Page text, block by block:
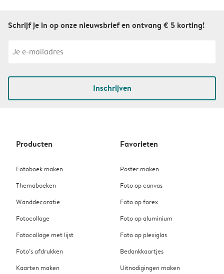
Schrijf je in op onze nieuwsbrief en ontvang € 5 korting!
Inschrijven
Producten
Fotoboek maken
Themaboeken
Wanddecoratie
Fotocollage
Fotocollage met lijst
Foto’s afdrukken
Kaarten maken
Favorieten
Poster maken
Foto op canvas
Foto op forex
Foto op aluminium
Foto op plexiglas
Bedankkaartjes
Uitnodigingen maken